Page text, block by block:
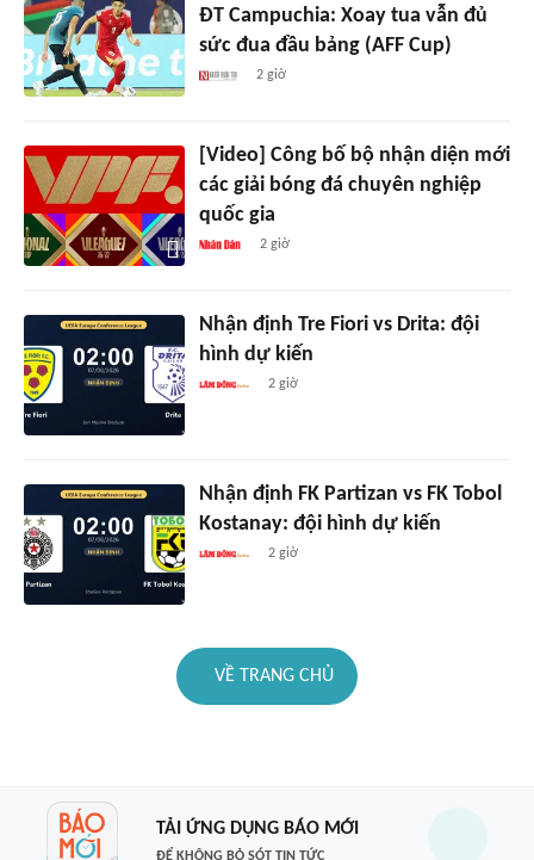
ĐT Campuchia: Xoay tua vẫn đủ
sức đua đầu bảng (AFF Cup)
2 giờ
[Video] Công bố bộ nhận diện mới
các giải bóng đá chuyên nghiệp
quốc gia
2 giờ
Nhận định Tre Fiori vs Drita: đội
hình dự kiến
2 giờ
Nhận định FK Partizan vs FK Tobol
Kostanay: đội hình dự kiến
2 giờ
VỀ TRANG CHỦ
TẢI ỨNG DỤNG BÁO MỚI
ĐỂ KHÔNG BỎ SÓT TIN TỨC